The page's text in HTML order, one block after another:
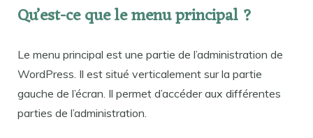
Qu’est-ce que le menu principal ?
Le menu principal est une partie de l’administration de
WordPress. Il est situé verticalement sur la partie
gauche de l’écran. Il permet d’accéder aux différentes
parties de l’administration.